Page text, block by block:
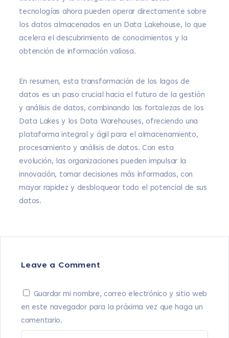
tecnologías ahora pueden operar directamente sobre
los datos almacenados en un Data Lakehouse, lo que
acelera el descubrimiento de conocimientos y la
obtención de información valiosa.
En resumen, esta transformación de los lagos de
datos es un paso crucial hacia el futuro de la gestión
y análisis de datos, combinando las fortalezas de los
Data Lakes y los Data Warehouses, ofreciendo una
plataforma integral y ágil para el almacenamiento,
procesamiento y análisis de datos. Con esta
evolución, las organizaciones pueden impulsar la
innovación, tomar decisiones más informadas, con
mayor rapidez y desbloquear todo el potencial de sus
datos.
Leave a Comment
Guardar mi nombre, correo electrónico y sitio web
en este navegador para la próxima vez que haga un
comentario.